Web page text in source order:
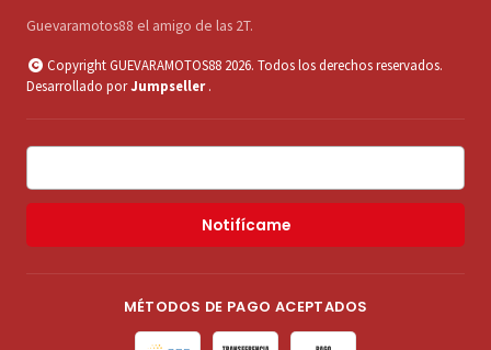
Guevaramotos88 el amigo de las 2T.
Copyright GUEVARAMOTOS88 2026. Todos los derechos reservados.
Desarrollado porJumpseller .
Notifícame
MÉTODOS DE PAGO ACEPTADOS